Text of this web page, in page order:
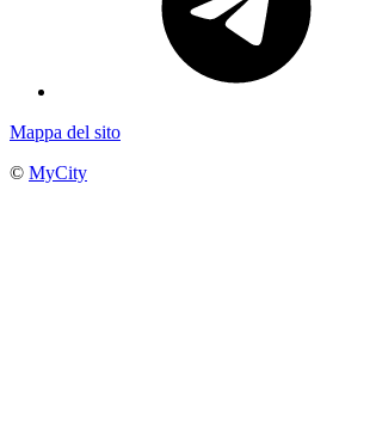
Mappa del sito
© MyCity